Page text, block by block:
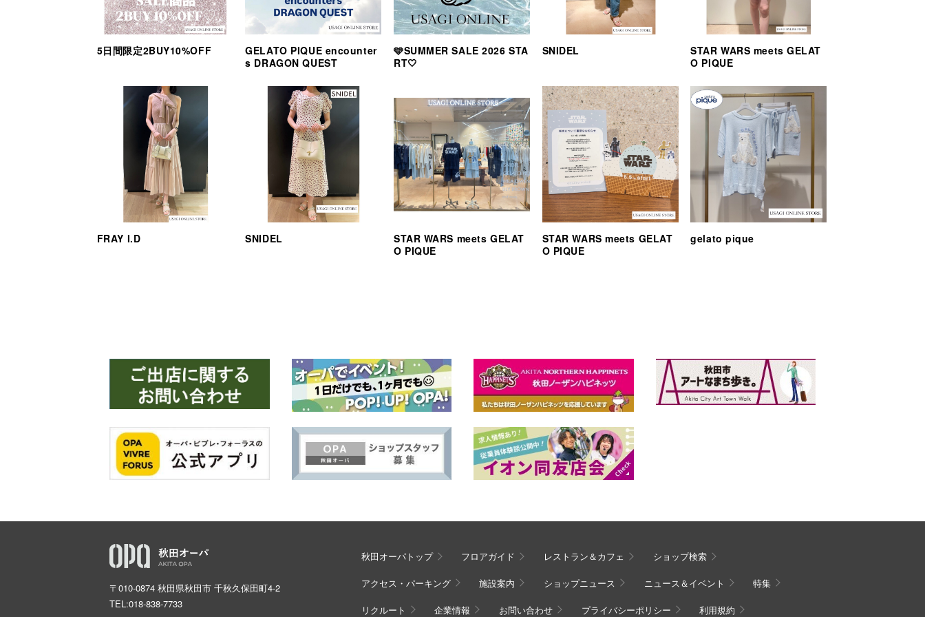
5日間限定2BUY10%OFF
GELATO PIQUE encounter
s DRAGON QUEST
🩵SUMMER SALE 2026 STA
RT🤍
SNIDEL
STAR WARS meets GELAT
O PIQUE
FRAY I.D SNIDEL
STAR WARS meets GELAT
O PIQUE
STAR WARS meets GELAT
O PIQUE
gelato pique
〒010-0874 秋田県秋田市 千秋久保田町4-2
TEL:018-838-7733
秋田オーパトップ フロアガイド レストラン＆カフェ ショップ検索
アクセス・パーキング 施設案内 ショップニュース ニュース＆イベント 特集
リクルート 企業情報 お問い合わせ プライバシーポリシー 利用規約